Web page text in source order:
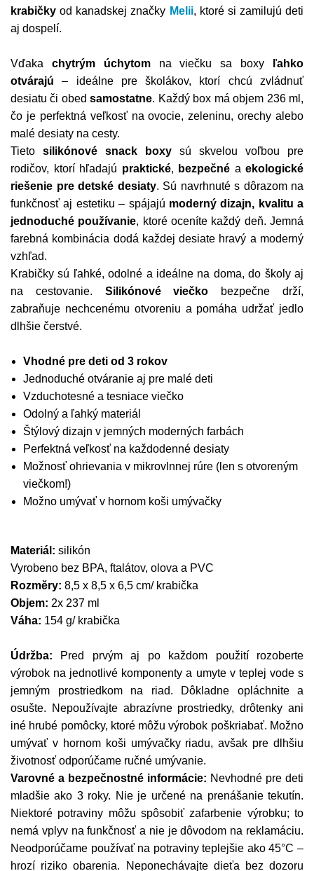
krabičkyod kanadskej značky Melii, ktoré si zamilujú deti
aj dospelí.
Vďaka chytrým úchytomna viečku sa boxy
ľahko
otvárajú– ideálne pre školákov, ktorí chcú zvládnuť
desiatu či obedsamostatne. Každý box má objem 236 ml,
čo je perfektná veľkosť na ovocie, zeleninu, orechy alebo
malé desiaty na cesty.
Tieto silikónové snack boxy sú skvelou voľbou pre
rodičov, ktorí hľadajú praktické, bezpečné a ekologické
riešenie pre detské desiaty. Sú navrhnuté s dôrazom na
funkčnosť aj estetiku – spájajú moderný dizajn, kvalitu a
jednoduché používanie, ktoré oceníte každý deň. Jemná
farebná kombinácia dodá každej desiate hravý a moderný
vzhľad.
Krabičky sú ľahké, odolné a ideálne na doma, do školy aj
na cestovanie. Silikónové viečko bezpečne drží,
zabraňuje nechcenému otvoreniu a pomáha udržať jedlo
dlhšie čerstvé.
Vhodné pre deti od 3 rokov
Jednoduché otváranie aj pre malé deti
Vzduchotesné a tesniace viečko
Odolný a ľahký materiál
Štýlový dizajn v jemných moderných farbách
Perfektná veľkosť na každodenné desiaty
Možnosť ohrievania v mikrovlnnej rúre (len s otvoreným
viečkom!)
Možno umývať v hornom koši umývačky
Materiál: silikón
Vyrobeno bez BPA, ftalátov, olova a PVC
Rozměry: 8,5 x 8,5 x 6,5 cm/ krabička
Objem: 2x 237 ml
Váha: 154 g/ krabička
Údržba: Pred prvým aj po každom použití rozoberte
výrobok na jednotlivé komponenty a umyte v teplej vode s
jemným prostriedkom na riad. Dôkladne opláchnite a
osušte. Nepoužívajte abrazívne prostriedky, drôtenky ani
iné hrubé pomôcky, ktoré môžu výrobok poškriabať. Možno
umývať v hornom koši umývačky riadu, avšak pre dlhšiu
životnosť odporúčame ručné umývanie.
Varovné a bezpečnostné informácie: Nevhodné pre deti
mladšie ako 3 roky. Nie je určené na prenášanie tekutín.
Niektoré potraviny môžu spôsobiť zafarbenie výrobku; to
nemá vplyv na funkčnosť a nie je dôvodom na reklamáciu.
Neodporúčame používať na potraviny teplejšie ako 45°C –
hrozí riziko obarenia. Neponechávajte dieťa bez dozoru